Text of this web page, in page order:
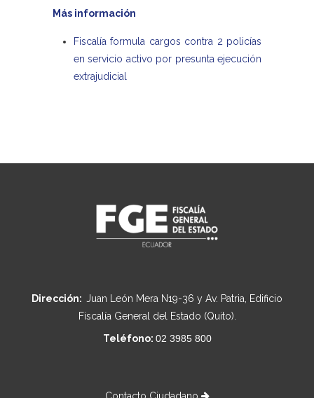
Más información
Fiscalía formula cargos contra 2 policías
en servicio activo por presunta ejecución
extrajudicial
Dirección: Juan León Mera N19-36 y Av. Patria, Edificio
Fiscalía General del Estado (Quito).
Teléfono: 02 3985 800